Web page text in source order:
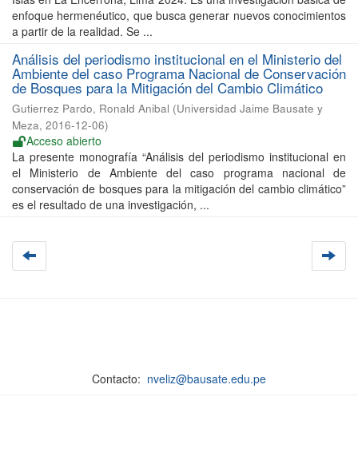
enfoque hermenéutico, que busca generar nuevos conocimientos
a partir de la realidad. Se ...
Análisis del periodismo institucional en el Ministerio del
Ambiente del caso Programa Nacional de Conservación
de Bosques para la Mitigación del Cambio Climático
Gutierrez Pardo, Ronald Anibal (Universidad Jaime Bausate y
Meza, 2016-12-06)
Acceso abierto
La presente monografía “Análisis del periodismo institucional en
el Ministerio de Ambiente del caso programa nacional de
conservación de bosques para la mitigación del cambio climático”
es el resultado de una investigación, ...
Contacto: nveliz@bausate.edu.pe